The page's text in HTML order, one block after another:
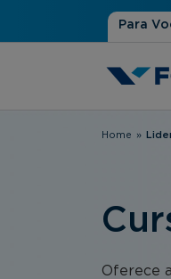
Para
Home »
Oferece